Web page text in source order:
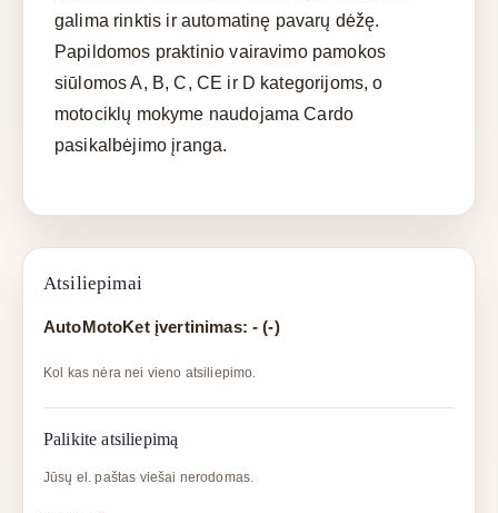
galima rinktis ir automatinę pavarų dėžę.
Papildomos praktinio vairavimo pamokos
siūlomos A, B, C, CE ir D kategorijoms, o
motociklų mokyme naudojama Cardo
pasikalbėjimo įranga.
Atsiliepimai
AutoMotoKet įvertinimas: - (-)
Kol kas nėra nei vieno atsiliepimo.
Palikite atsiliepimą
Jūsų el. paštas viešai nerodomas.